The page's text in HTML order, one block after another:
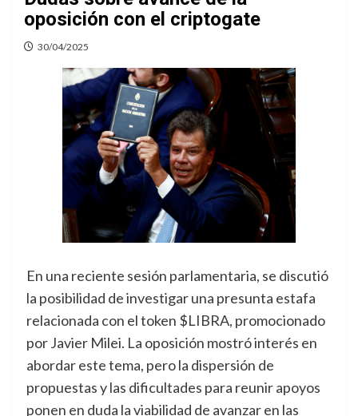
oposición con el criptogate
30/04/2025
En una reciente sesión parlamentaria, se discutió
la posibilidad de investigar una presunta estafa
relacionada con el token $LIBRA, promocionado
por Javier Milei. La oposición mostró interés en
abordar este tema, pero la dispersión de
propuestas y las dificultades para reunir apoyos
ponen en duda la viabilidad de avanzar en las